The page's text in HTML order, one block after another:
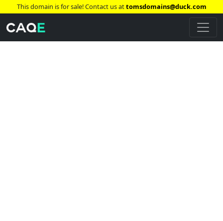
This domain is for sale! Contact us attomsdomains@duck.com